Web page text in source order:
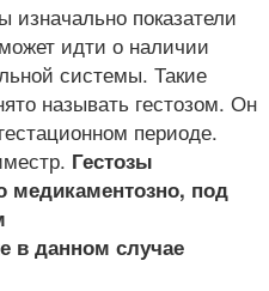
показатели
идти о наличии
системы. Такие
называть гестозом. Он
периоде.
Гестозы
медикаментозно, под
в данном случае